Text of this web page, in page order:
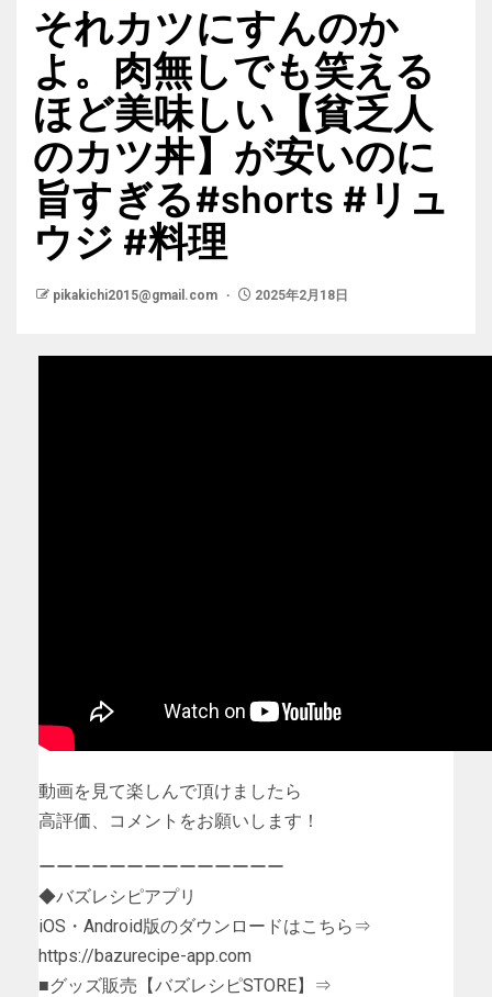
それカツにすんのか
よ。肉無しでも笑える
ほど美味しい【貧乏人
のカツ丼】が安いのに
旨すぎる#shorts #リュ
ウジ #料理
pikakichi2015@gmail.com 2025年2月18日
動画を見て楽しんで頂けましたら
高評価、コメントをお願いします！
ーーーーーーーーーーーーーー
◆バズレシピアプリ
iOS・Android版のダウンロードはこちら⇒
https://bazurecipe-app.com
■グッズ販売【バズレシピSTORE】⇒